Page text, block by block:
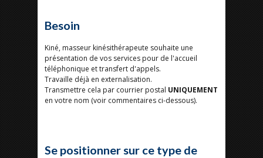
Besoin
Kiné, masseur kinésithérapeute souhaite une
présentation de vos services pour de l'accueil
téléphonique et transfert d'appels.
Travaille déjà en externalisation.
Transmettre cela par courrier postal UNIQUEMENT
en votre nom (voir commentaires ci-dessous).
Se positionner sur ce type de